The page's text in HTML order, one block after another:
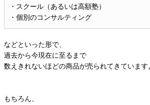
・スクール（あるいは高額塾）
・個別のコンサルティング
などといった形で、
過去から今現在に至るまで
数えきれないほどの商品が売られてきています
もちろん、